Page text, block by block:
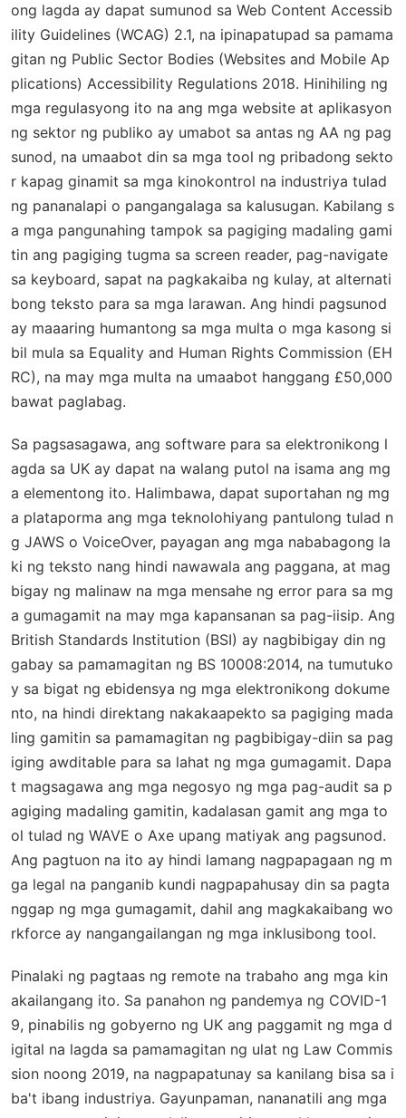
ong lagda ay dapat sumunod sa Web Content Accessib
ility Guidelines (WCAG) 2.1, na ipinapatupad sa pamama
gitan ng Public Sector Bodies (Websites and Mobile Ap
plications) Accessibility Regulations 2018. Hinihiling ng
mga regulasyong ito na ang mga website at aplikasyon
ng sektor ng publiko ay umabot sa antas ng AA ng pag
sunod, na umaabot din sa mga tool ng pribadong sekto
r kapag ginamit sa mga kinokontrol na industriya tulad
ng pananalapi o pangangalaga sa kalusugan. Kabilang s
a mga pangunahing tampok sa pagiging madaling gami
tin ang pagiging tugma sa screen reader, pag-navigate
sa keyboard, sapat na pagkakaiba ng kulay, at alternati
bong teksto para sa mga larawan. Ang hindi pagsunod
ay maaaring humantong sa mga multa o mga kasong si
bil mula sa Equality and Human Rights Commission (EH
RC), na may mga multa na umaabot hanggang £50,000
bawat paglabag.
Sa pagsasagawa, ang software para sa elektronikong l
agda sa UK ay dapat na walang putol na isama ang mg
a elementong ito. Halimbawa, dapat suportahan ng mg
a plataporma ang mga teknolohiyang pantulong tulad n
g JAWS o VoiceOver, payagan ang mga nababagong la
ki ng teksto nang hindi nawawala ang paggana, at mag
bigay ng malinaw na mga mensahe ng error para sa mg
a gumagamit na may mga kapansanan sa pag-iisip. Ang
British Standards Institution (BSI) ay nagbibigay din ng
gabay sa pamamagitan ng BS 10008:2014, na tumutuko
y sa bigat ng ebidensya ng mga elektronikong dokume
nto, na hindi direktang nakakaapekto sa pagiging mada
ling gamitin sa pamamagitan ng pagbibigay-diin sa pag
iging awditable para sa lahat ng mga gumagamit. Dapa
t magsagawa ang mga negosyo ng mga pag-audit sa p
agiging madaling gamitin, kadalasan gamit ang mga to
ol tulad ng WAVE o Axe upang matiyak ang pagsunod.
Ang pagtuon na ito ay hindi lamang nagpapagaan ng m
ga legal na panganib kundi nagpapahusay din sa pagta
nggap ng mga gumagamit, dahil ang magkakaibang wo
rkforce ay nangangailangan ng mga inklusibong tool.
Pinalaki ng pagtaas ng remote na trabaho ang mga kin
akailangang ito. Sa panahon ng pandemya ng COVID-1
9, pinabilis ng gobyerno ng UK ang paggamit ng mga d
igital na lagda sa pamamagitan ng ulat ng Law Commis
sion noong 2019, na nagpapatunay sa kanilang bisa sa i
ba't ibang industriya. Gayunpaman, nananatili ang mga